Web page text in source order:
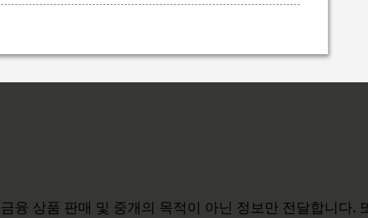
상품 판매 및 중개의 목적이 아닌 정보만 전달합니다.